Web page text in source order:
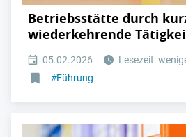
Betriebsstätte durch
wiederkehrende
05.02.2026
Lesezeit:
#Führung